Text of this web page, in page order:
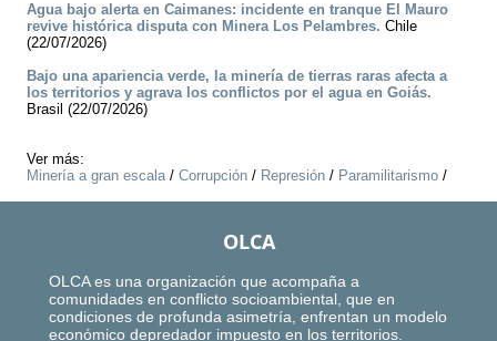
Agua bajo alerta en Caimanes: incidente en tranque El Mauro
revive histórica disputa con Minera Los Pelambres. Chile
(22/07/2026)
Bajo una apariencia verde, la minería de tierras raras afecta a
los territorios y agrava los conflictos por el agua en Goiás.
Brasil (22/07/2026)
Ver más:
Minería a gran escala/ Corrupción / Represión / Paramilitarismo /
OLCA
OLCA es una organización que acompaña a
comunidades en conflicto socioambiental, que en
condiciones de profunda asimetría, enfrentan un modelo
económico depredador impuesto en los territorios.